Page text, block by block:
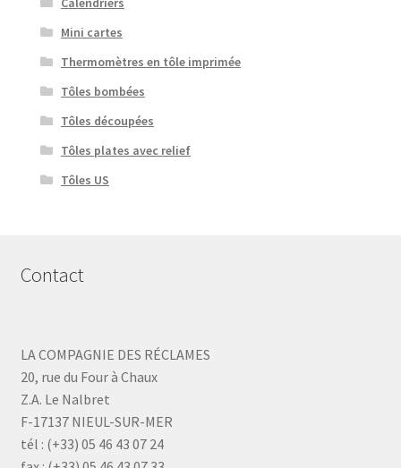
Mini cartes
Thermomètres en tôle imprimée
Tôles bombées
Tôles découpées
Tôles plates avec relief
Tôles US
Contact
LA COMPAGNIE DES RÉCLAMES
20, rue du Four à Chaux
Z.A. Le Nalbret
F-17137 NIEUL-SUR-MER
tél : (+33) 05 46 43 07 24